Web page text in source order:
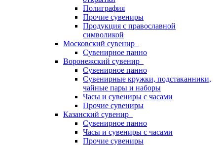
Полиграфия
Прочие сувениры
Продукция с православной
символикой
Московский сувенир
Сувенирное панно
Воронежский сувенир
Сувенирное панно
Сувенирные кружки, подстаканники,
чайные пары и наборы
Часы и сувениры с часами
Прочие сувениры
Казанский сувенир
Сувенирное панно
Часы и сувениры с часами
Прочие сувениры